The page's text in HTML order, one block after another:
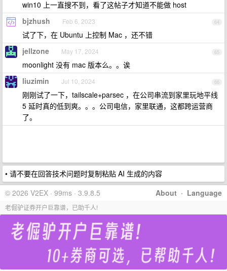
win10 上一直搜不到，看了这帖子才知道不能做 host
64
bjzhush Feb 6, 2023
试了下，在 Ubuntu 上控制 Mac ，还不错
65
jellzone May 17, 2024
moonlight 没有 mac 版本么。。诶
66
liuzimin Jul 10, 2024
刚刚试了一下，tailscale+parsec ，在公司串流到家里玩地平线
5 延时真的低到爽。。。公司电信，家里联通，这都跨运营商
了。
• 请不要在回答技术问题时复制粘贴 AI 生成的内容
About · Language
© 2026 V2EX · 99ms · 3.9.8.5
老倔驴证券开户巨靠谱，已助千人!